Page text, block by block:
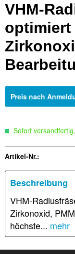
VHM-
optimiert
Preis nach
Sofort
Artikel-Nr.:
Beschreibung
VHM-
Zirkonoxid,
höchste... mehr